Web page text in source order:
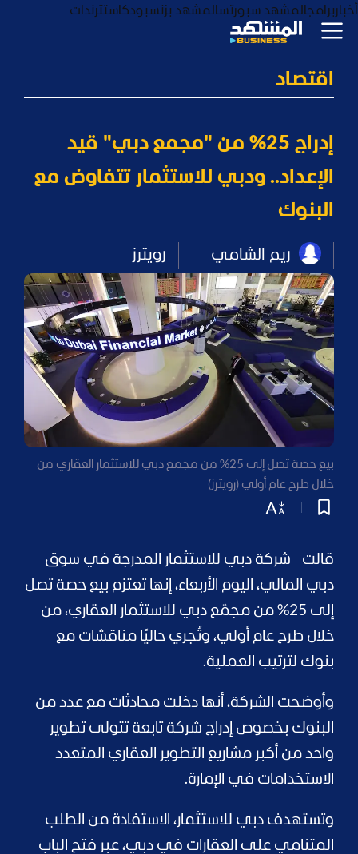
أخبار برامجالمشهد سبورتسالمشهد بزنسبودكاستترندات
اقتصاد
إدراج 25% من "مجمع دبي" قيد
الإعداد.. ودبي للاستثمار تتفاوض مع
البنوك
ريم الشامي رويترز
بيع حصة تصل إلى 25% من مجمع دبي للاستثمار العقاري من
خلال طرح عام أولي (رويترز)
قالت شركة دبي للاستثمار المدرجة في سوق
دبي المالي، اليوم الأربعاء، إنها تعتزم بيع حصة تصل
إلى 25% من مجمّع دبي للاستثمار العقاري، من
خلال طرح عام أولي، وتُجري حاليًا مناقشات مع
بنوك لترتيب العملية.
وأوضحت الشركة، أنها دخلت محادثات مع عدد من
البنوك بخصوص إدراج شركة تابعة تتولى تطوير
واحد من أكبر مشاريع التطوير العقاري المتعدد
الاستخدامات في الإمارة.
وتستهدف دبي للاستثمار، الاستفادة من الطلب
المتنامي على العقارات في دبي، عبر فتح الباب